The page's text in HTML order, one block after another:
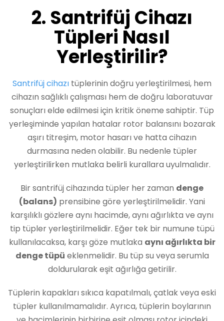
2. Santrifüj Cihazı
Tüpleri Nasıl
Yerleştirilir?
Santrifüj cihazı tüplerinin doğru yerleştirilmesi, hem
cihazın sağlıklı çalışması hem de doğru laboratuvar
sonuçları elde edilmesi için kritik öneme sahiptir. Tüp
yerleşiminde yapılan hatalar rotor balansını bozarak
aşırı titreşim, motor hasarı ve hatta cihazın
durmasına neden olabilir. Bu nedenle tüpler
yerleştirilirken mutlaka belirli kurallara uyulmalıdır.
Bir santrifüj cihazında tüpler her zaman denge
(balans) prensibine göre yerleştirilmelidir. Yani
karşılıklı gözlere aynı hacimde, aynı ağırlıkta ve aynı
tip tüpler yerleştirilmelidir. Eğer tek bir numune tüpü
kullanılacaksa, karşı göze mutlaka aynı ağırlıkta bir
denge tüpü eklenmelidir. Bu tüp su veya serumla
doldurularak eşit ağırlığa getirilir.
Tüplerin kapakları sıkıca kapatılmalı, çatlak veya eski
tüpler kullanılmamalıdır. Ayrıca, tüplerin boylarının